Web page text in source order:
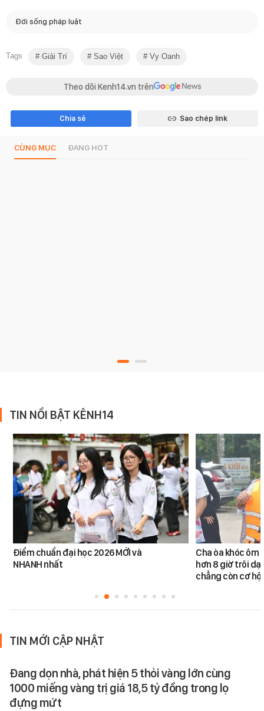
Đời sống pháp luật
Tags Giải Trí Sao Việt Vy Oanh
Theo dõi Kenh14.vn trên
Chia sẻ Sao chép link
CÙNG MỤC ĐANG HOT
TIN NỔI BẬT KÊNH14
Điểm chuẩn đại học 2026 MỚI và
NHANH nhất
Cha òa khóc ôm
hơn 8 giờ trôi
chẳng còn cơ
TIN MỚI CẬP NHẬT
Đang dọn nhà, phát hiện 5 thỏi vàng lớn cùng
1000 miếng vàng trị giá 18,5 tỷ đồng trong lọ
đựng mứt